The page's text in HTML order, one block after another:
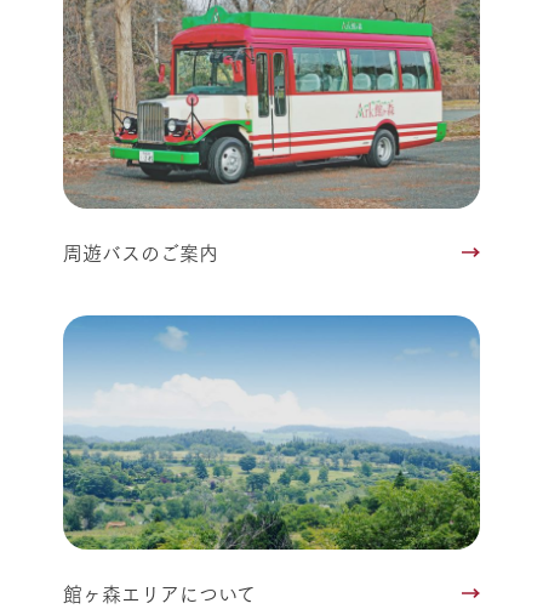
周遊バスのご案内
館ヶ森エリアについて